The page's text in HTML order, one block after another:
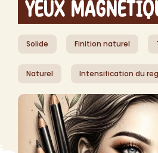
Yeux
Solide Finition naturel
Naturel Intensification du